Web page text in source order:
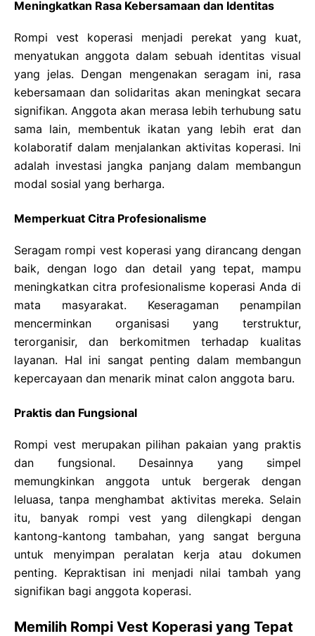
Meningkatkan Rasa Kebersamaan dan Identitas
Rompi vest koperasi menjadi perekat yang kuat,
menyatukan anggota dalam sebuah identitas visual
yang jelas. Dengan mengenakan seragam ini, rasa
kebersamaan dan solidaritas akan meningkat secara
signifikan. Anggota akan merasa lebih terhubung satu
sama lain, membentuk ikatan yang lebih erat dan
kolaboratif dalam menjalankan aktivitas koperasi. Ini
adalah investasi jangka panjang dalam membangun
modal sosial yang berharga.
Memperkuat Citra Profesionalisme
Seragam rompi vest koperasi yang dirancang dengan
baik, dengan logo dan detail yang tepat, mampu
meningkatkan citra profesionalisme koperasi Anda di
mata masyarakat. Keseragaman penampilan
mencerminkan organisasi yang terstruktur,
terorganisir, dan berkomitmen terhadap kualitas
layanan. Hal ini sangat penting dalam membangun
kepercayaan dan menarik minat calon anggota baru.
Praktis dan Fungsional
Rompi vest merupakan pilihan pakaian yang praktis
dan fungsional. Desainnya yang simpel
memungkinkan anggota untuk bergerak dengan
leluasa, tanpa menghambat aktivitas mereka. Selain
itu, banyak rompi vest yang dilengkapi dengan
kantong-kantong tambahan, yang sangat berguna
untuk menyimpan peralatan kerja atau dokumen
penting. Kepraktisan ini menjadi nilai tambah yang
signifikan bagi anggota koperasi.
Memilih Rompi Vest Koperasi yang Tepat